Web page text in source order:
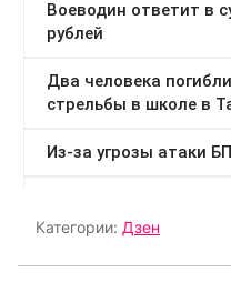
Категории: Дзен